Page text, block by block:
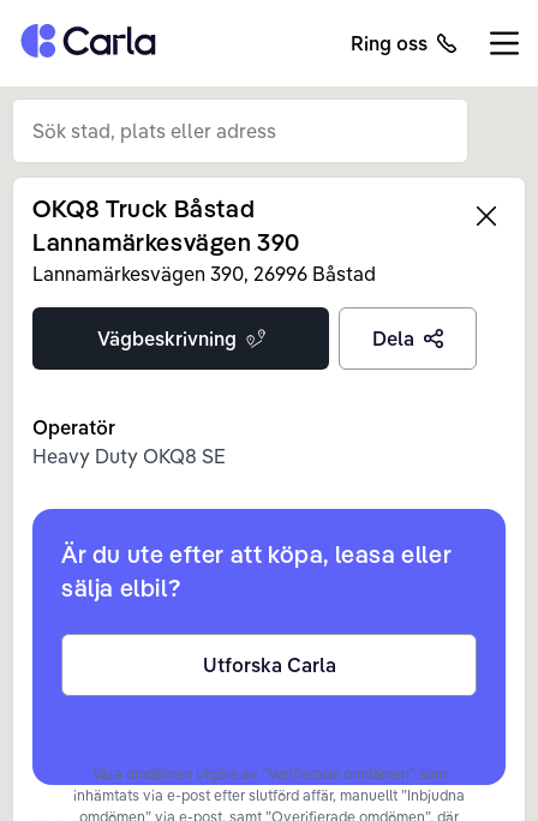
Tillbaka till startsidan Ring oss
Left
OKQ8 Truck Båstad
Lannamärkesvägen 390
Lannamärkesvägen 390, 26996 Båstad
Vägbeskrivning Dela
Operatör
Heavy Duty OKQ8 SE
Är du ute efter att köpa, leasa eller
sälja elbil?
Utforska Carla
Våra omdömen utgörs av ”Verifierade omdömen” som
inhämtats via e-post efter slutförd affär, manuellt ”Inbjudna
omdömen” via e-post, samt ”Overifierade omdömen”, där